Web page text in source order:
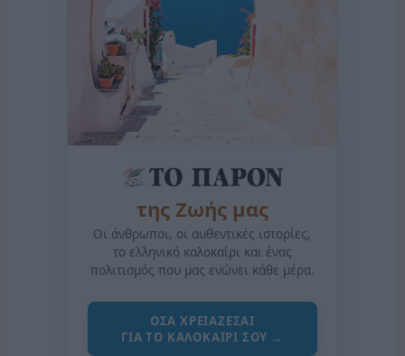
της Ζωής μας
Οι άνθρωποι, οι αυθεντικές ιστορίες,
το ελληνικό καλοκαίρι και ένας
πολιτισμός που μας ενώνει κάθε μέρα.
ΟΣΑ ΧΡΕΙΑΖΕΣΑΙ
ΓΙΑ ΤΟ ΚΑΛΟΚΑΙΡΙ ΣΟΥ →